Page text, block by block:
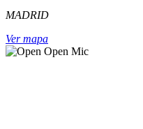
MADRID
Ver mapa